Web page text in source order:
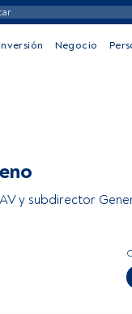
Negocio
y subdirector